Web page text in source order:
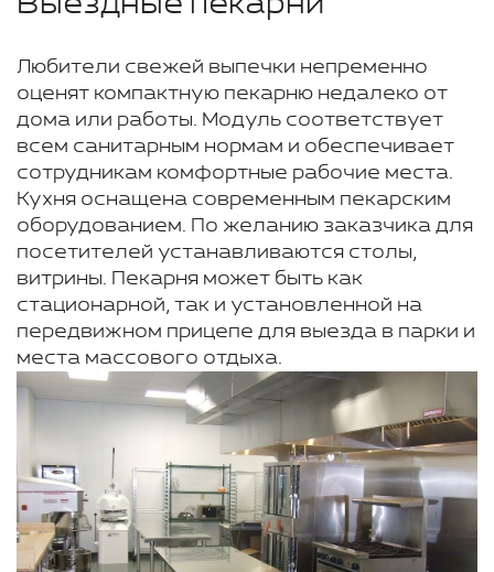
Любители свежей выпечки непременно
оценят компактную пекарню недалеко от
дома или работы. Модуль соответствует
всем санитарным нормам и обеспечивает
сотрудникам комфортные рабочие места.
Кухня оснащена современным пекарским
оборудованием. По желанию заказчика для
посетителей устанавливаются столы,
витрины. Пекарня может быть как
стационарной, так и установленной на
передвижном прицепе для выезда в парки и
места массового отдыха.